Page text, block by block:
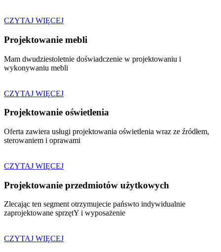
CZYTAJ WIĘCEJ
Projektowanie mebli
Mam dwudziestoletnie doświadczenie w projektowaniu i
wykonywaniu mebli
CZYTAJ WIĘCEJ
Projektowanie oświetlenia
Oferta zawiera usługi projektowania oświetlenia wraz ze źródłem,
sterowaniem i oprawami
CZYTAJ WIĘCEJ
Projektowanie przedmiotów użytkowych
Zlecając ten segment otrzymujecie pańswto indywidualnie
zaprojektowane sprzętY i wyposażenie
CZYTAJ WIĘCEJ